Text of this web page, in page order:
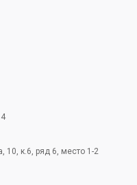
10, к.6, ряд 6, место 1-2